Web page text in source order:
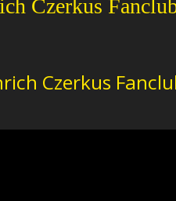
Czerkus
Czerkus